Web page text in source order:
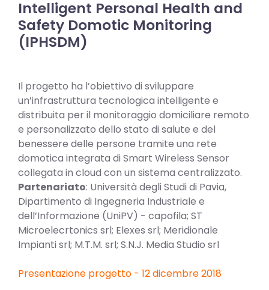
Intelligent Personal Health and
Safety Domotic Monitoring
(IPHSDM)
Il progetto ha l’obiettivo di sviluppare
un’infrastruttura tecnologica intelligente e
distribuita per il monitoraggio domiciliare remoto
e personalizzato dello stato di salute e del
benessere delle persone tramite una rete
domotica integrata di Smart Wireless Sensor
collegata in cloud con un sistema centralizzato.
Partenariato: Università degli Studi di Pavia,
Dipartimento di Ingegneria Industriale e
dell’Informazione (UniPV) - capofila; ST
Microelecrtonics srl; Elexes srl; Meridionale
Impianti srl; M.T.M. srl; S.N.J. Media Studio srl
Presentazione progetto - 12 dicembre 2018